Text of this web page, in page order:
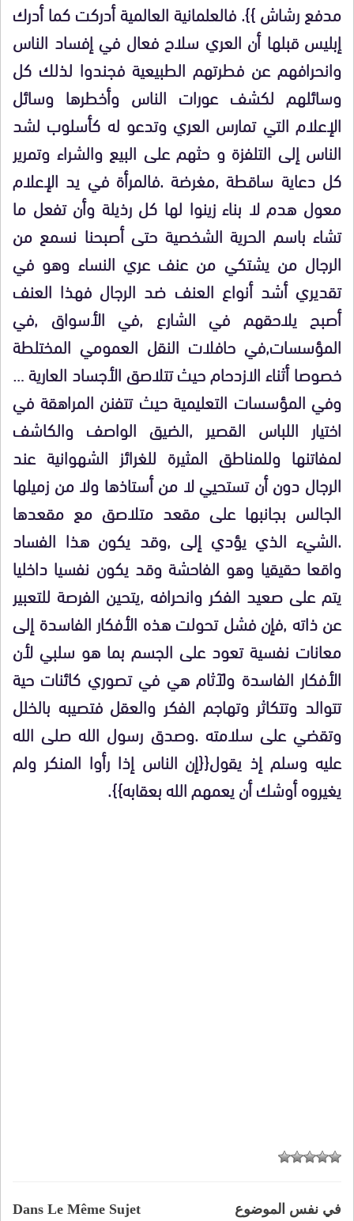
مدفع رشاش }}. فالعلمانية العالمية أدركت كما أدرك
إبليس قبلها أن العري سلاح فعال في إفساد الناس
وانحرافهم عن فطرتهم الطبيعية فجندوا لذلك كل
وسائلهم لكشف عورات الناس وأخطرها وسائل
الإعلام التي تمارس العري وتدعو له كأسلوب لشد
الناس إلى التلفزة و حثهم على البيع والشراء وتمرير
كل دعاية ساقطة ,مغرضة .فالمرأة في يد الإعلام
معول هدم لا بناء زينوا لها كل رذيلة وأن تفعل ما
تشاء باسم الحرية الشخصية حتى أصبحنا نسمع من
الرجال من يشتكي من عنف عري النساء وهو في
تقديري أشد أنواع العنف ضد الرجال فهذا العنف
أصبح يلاحقهم في الشارع ,في الأسواق ,في
المؤسسات,في حافلات النقل العمومي المختلطة
خصوصا أثناء الازدحام حيث تتلاصق الأجساد العارية …
وفي المؤسسات التعليمية حيث تتفنن المراهقة في
اختيار اللباس القصير ,الضيق الواصف والكاشف
لمفاتنها وللمناطق المثيرة للغرائز الشهوانية عند
الرجال دون أن تستحيي لا من أستاذها ولا من زميلها
الجالس بجانبها على مقعد متلاصق مع مقعدها
.الشيء الذي يؤدي إلى ,وقد يكون هذا الفساد
واقعا حقيقيا وهو الفاحشة وقد يكون نفسيا داخليا
يتم على صعيد الفكر وانحرافه ,يتحين الفرصة للتعبير
عن ذاته ,فإن فشل تحولت هذه الأفكار الفاسدة إلى
معانات نفسية تعود على الجسم بما هو سلبي لأن
الأفكار الفاسدة ولآثام هي في تصوري كائنات حية
تتوالد وتتكاثر وتهاجم الفكر والعقل فتصيبه بالخلل
وتقضي على سلامته .وصدق رسول الله صلى الله
عليه وسلم إذ يقول{{إن الناس إذا رأوا المنكر ولم
يغيروه أوشك أن يعمهم الله بعقابه}}.
Dans Le Même Sujet في نفس الموضوع